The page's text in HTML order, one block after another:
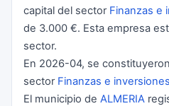
capital del sector Finanzas e
de 3.000 €. Esta empresa
sector.
En 2026-04, se constituyeron
sector Finanzas e inversiones
El municipio de ALMERIA